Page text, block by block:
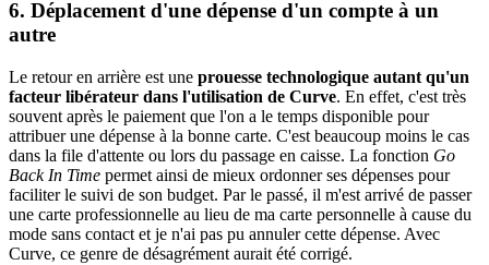
6. Déplacement d'une dépense d'un compte à un
autre
Le retour en arrière est une prouesse technologique autant qu'un
facteur libérateur dans l'utilisation de Curve. En effet, c'est très
souvent après le paiement que l'on a le temps disponible pour
attribuer une dépense à la bonne carte. C'est beaucoup moins le cas
dans la file d'attente ou lors du passage en caisse. La fonction Go
Back In Time permet ainsi de mieux ordonner ses dépenses pour
faciliter le suivi de son budget. Par le passé, il m'est arrivé de passer
une carte professionnelle au lieu de ma carte personnelle à cause du
mode sans contact et je n'ai pas pu annuler cette dépense. Avec
Curve, ce genre de désagrément aurait été corrigé.